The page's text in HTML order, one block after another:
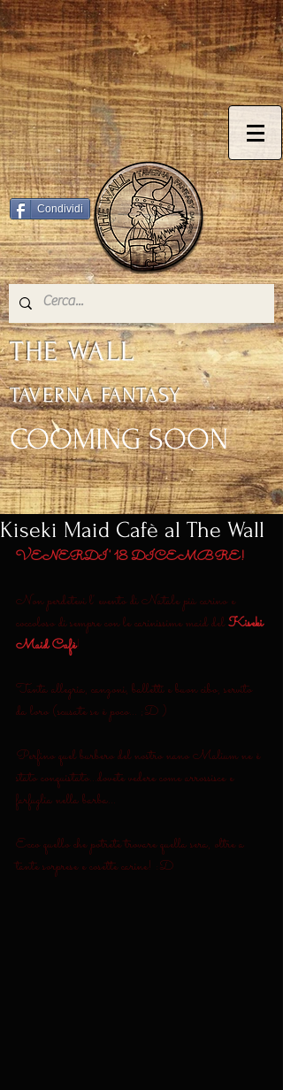
© Copyright
Condividi
THE WALL
TAVERNA FANTASY
COOMING SOON
Kiseki Maid Cafè al The Wall
VENERDI' 18 DICEMBRE!
Non perdetevi l' evento di Natale più carino e
coccoloso di sempre con le carinissime maid del Kiseki
Maid Cafè!
Tanta allegria, canzoni, balletti e buon cibo, servito
da loro (scusate se è poco... ;D )
Perfino quel burbero del nostro nano Malium ne è
stato conquistato...dovete vedere come arrossisce e
farfuglia nella barba...
Ecco quello che potrete trovare quella sera, oltre a
tante sorprese e cosette carine! :D